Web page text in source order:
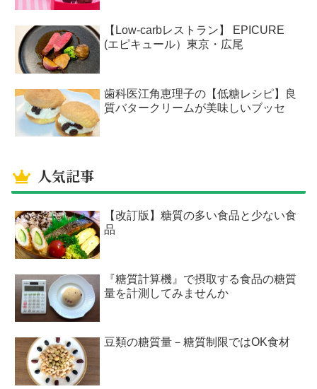
【Low-carbレストラン】 EPICURE
(エピキュール）東京・広尾
歯科医江角恵理子の【低糖レシピ】良
質バタークリームが美味しいブッセ
人気記事
【改訂版】糖質の多い食品と少ない食
品
『糖質計算機』で摂取する食品の糖質
量を計測してみませんか
豆類の糖質量－糖質制限ではOK食材